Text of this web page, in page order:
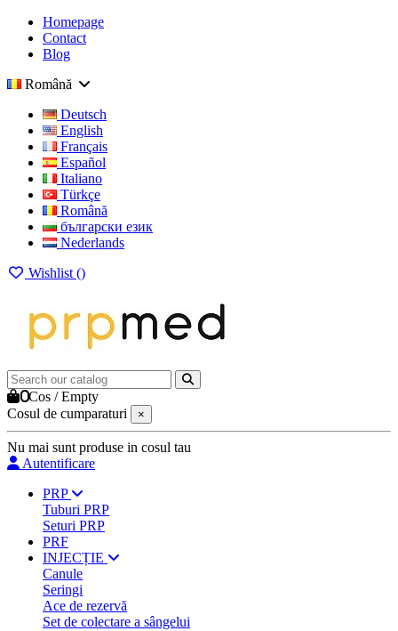
Homepage
Contact
Blog
Română
Deutsch
English
Français
Español
Italiano
Türkçe
Română
български език
Nederlands
Wishlist ()
0Cos /Empty
Cosul de cumparaturi
×
Nu mai sunt produse in cosul tau
Autentificare
PRP
Tuburi PRP
Seturi PRP
PRF
INJECȚIE
Canule
Seringi
Ace de rezervă
Set de colectare a sângelui